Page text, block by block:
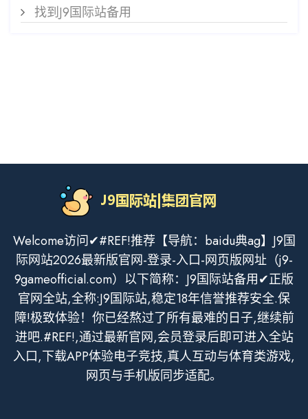
找到J9国际站备用
Welcome访问✔#REF!推荐【导航：baidu典ag】J9国
际网站2026最新版官网-登录-入口-网页版网址（j9-
9gameofficial.com）以下简称：J9国际站备用✔正版
官网全站,全称:J9国际站,稳定18年信誉推荐安全.保
障!极致体验！你已经熬过了所有最难的日子,继续前
进吧.#REF!,通过最新官网,会员登录后即可进入全站
入口,下载APP体验电子竞技,真人互动与体育类游戏,
网页与手机版同步适配。